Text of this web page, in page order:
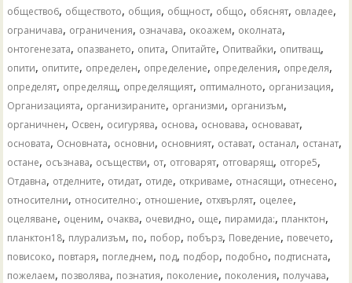
общество6, обществото, общия, общност, общо, обяснят, овладее,
ограничава, ограничения, означава, окоажем, околната,
онтогенезата, опазването, опита, Опитайте, Опитвайки, опитващ,
опити, опитите, определен, определение, определения, определя,
определят, определящ, определящият, оптималното, организация,
Организацията, организираните, организми, организъм,
органичнен, Освен, осигурява, основа, основава, основават,
основата, Основната, основни, основният, остават, останал, останат,
остане, осъзнава, осъществи, от, отговарят, отговарящ, отгоре5,
Отдавна, отделните, отидат, отиде, откриваме, отнасящи, отнесено,
относителни, относително:, отношение, отхвърлят, оцелее,
оцеляване, оценим, очаква, очевидно, още, пирамида:, планктон,
планктон18, плурализъм, по, побор, побърз, Поведение, повечето,
повисоко, повтаря, погледнем, под, подбор, подобно, подтисната,
пожелаем, позволява, познатия, поколение, поколения, получава,